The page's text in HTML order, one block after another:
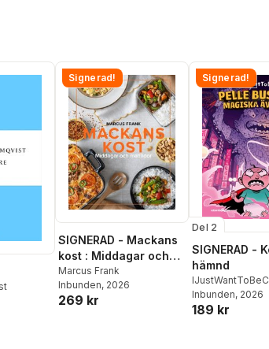
Signerad!
SIGNERAD - Mackans
kost : Middagar och
matlådor
Marcus Frank
Inbunden, 2026
269 kr
Signerad!
Del 2
SIGNERAD -
hämnd
Adolphson,Emil
Beer ,Victor Beer
Inbunden, 2026
189 kr